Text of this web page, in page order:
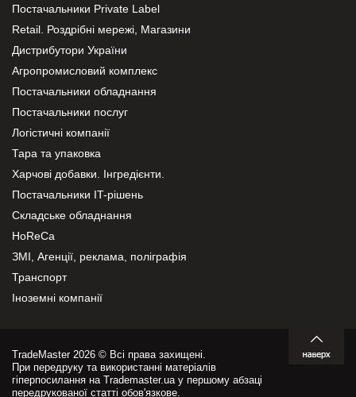
Постачальники Private Label
Retail. Роздрібні мережі, Магазини
Дистрибутори України
Агропромисловий комплекс
Постачальники обладнання
Постачальники послуг
Логістичні компанії
Тара та упаковка
Харчові добавки. Інгредієнти.
Постачальники IT-рішень
Складське обладнання
HoReCa
ЗМІ, Агенції, реклама, поліграфія
Транспорт
Іноземні компанії
TradeMaster 2026 © Всі права захищені.
При передруку та використанні матеріалів
гіперпосилання на Trademaster.ua у першому абзаці
передрукованої статті обов'язкове.